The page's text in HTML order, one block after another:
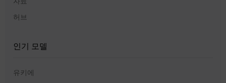
허브
인기 모델
유키에